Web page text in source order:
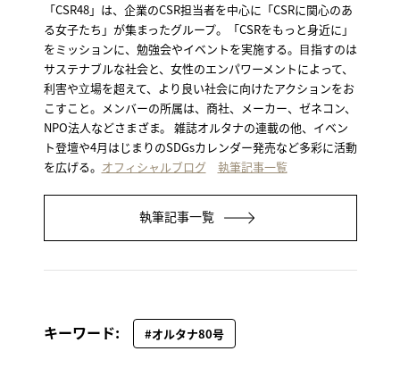
「CSR48」は、企業のCSR担当者を中心に「CSRに関心のあ
る女子たち」が集まったグループ。「CSRをもっと身近に」
をミッションに、勉強会やイベントを実施する。⽬指すのは
サステナブルな社会と、女性のエンパワーメントによって、
利害や⽴場を超えて、より良い社会に向けたアクションをお
こすこと。メンバーの所属は、商社、メーカー、ゼネコン、
NPO法人などさまざま。 雑誌オルタナの連載の他、イベン
ト登壇や4月はじまりのSDGsカレンダー発売など多彩に活動
を広げる。 オフィシャルブログ 執筆記事一覧
執筆記事一覧
キーワード: #オルタナ80号